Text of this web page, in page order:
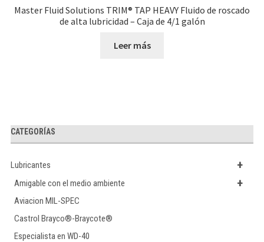
Master Fluid Solutions TRIM® TAP HEAVY Fluido de roscado
de alta lubricidad – Caja de 4/1 galón
Leer más
CATEGORÍAS
+
Lubricantes
+
Amigable con el medio ambiente
Aviacion MIL-SPEC
Castrol Brayco®-Braycote®
Especialista en WD-40